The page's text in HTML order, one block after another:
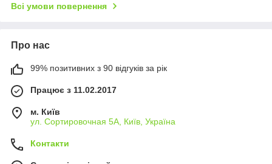
Всі умови повернення
Про нас
99% позитивних з 90 відгуків за рік
Працює з 11.02.2017
м. Київ
ул. Сортировочная 5А, Київ, Україна
Контакти